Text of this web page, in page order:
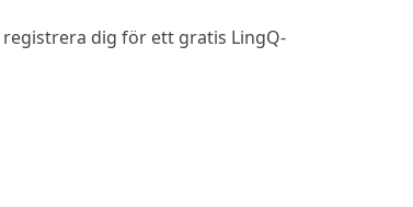
registrera dig för ett gratis LingQ-